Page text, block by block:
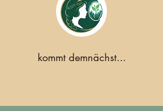
kommt demnächst...